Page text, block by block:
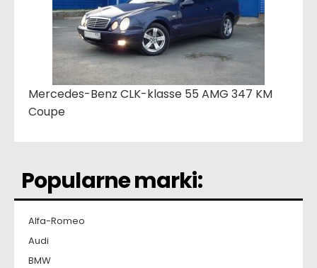
Mercedes-Benz CLK-klasse 55 AMG 347 KM
Coupe
Popularne marki:
Alfa-Romeo
Audi
BMW